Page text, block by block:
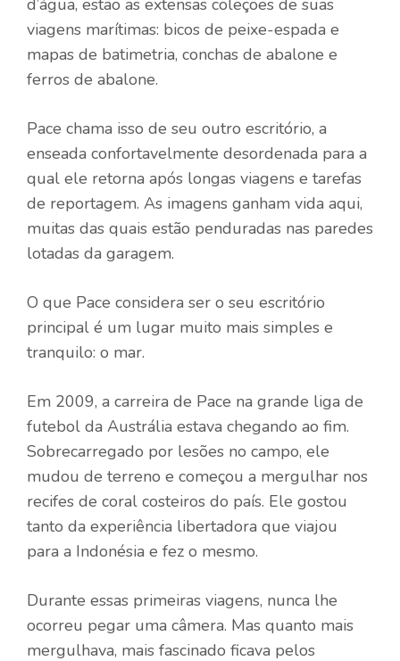
viagens marítimas: bicos de peixe-espada e
mapas de batimetria, conchas de abalone e
ferros de abalone.
Pace chama isso de seu outro escritório, a
enseada confortavelmente desordenada para a
qual ele retorna após longas viagens e tarefas
de reportagem. As imagens ganham vida aqui,
muitas das quais estão penduradas nas paredes
lotadas da garagem.
O que Pace considera ser o seu escritório
principal é um lugar muito mais simples e
tranquilo: o mar.
Em 2009, a carreira de Pace na grande liga de
futebol da Austrália estava chegando ao fim.
Sobrecarregado por lesões no campo, ele
mudou de terreno e começou a mergulhar nos
recifes de coral costeiros do país. Ele gostou
tanto da experiência libertadora que viajou
para a Indonésia e fez o mesmo.
Durante essas primeiras viagens, nunca lhe
ocorreu pegar uma câmera. Mas quanto mais
mergulhava, mais fascinado ficava pelos